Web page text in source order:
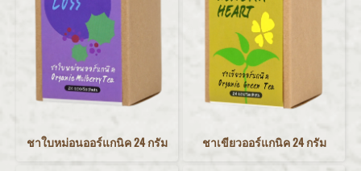
ชาใบหม่อนออร์แกนิค 24 กรัม ชาเขียวออร์แกนิค 24 กรัม